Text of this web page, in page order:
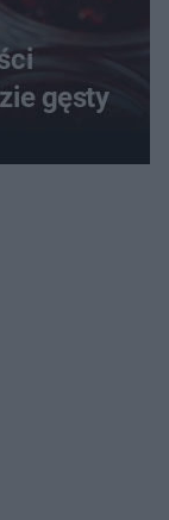
gęsty